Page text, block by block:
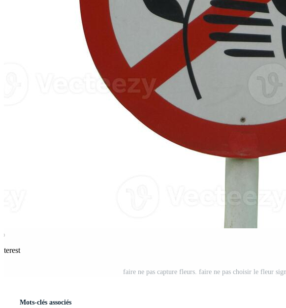
faire ne pas capture fleurs. faire ne pas choisir le fleur
Mots-clés associés